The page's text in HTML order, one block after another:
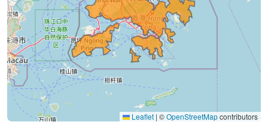
Leaflet | ©OpenStreetMapcontributors